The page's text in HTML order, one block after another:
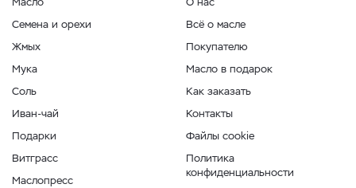
Семена и орехи
Жмых
Мука
Соль
Иван-чай
Подарки
Витграсс
Маслопресс
Всё о масле
Покупателю
Масло в подарок
Как заказать
Контакты
Файлы cookie
Политика
конфиденциальности